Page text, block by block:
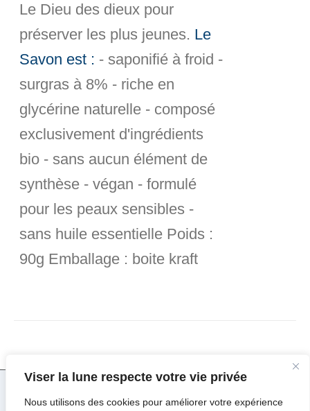
Viser la lune respecte votre vie privée
Nous utilisons des cookies pour améliorer votre expérience
Le Dieu des dieux pour
préserver les plus jeunes. Le
Savon est : - saponifié à froid -
surgras à 8% - riche en
glycérine naturelle - composé
exclusivement d'ingrédients
bio - sans aucun élément de
synthèse - végan - formulé
pour les peaux sensibles -
sans huile essentielle Poids :
90g Emballage : boite kraft
© Copyright 2017 -2026 | Viser la Lune parMajor